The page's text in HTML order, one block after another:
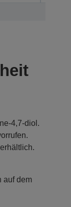
4,7-diol.
auf dem